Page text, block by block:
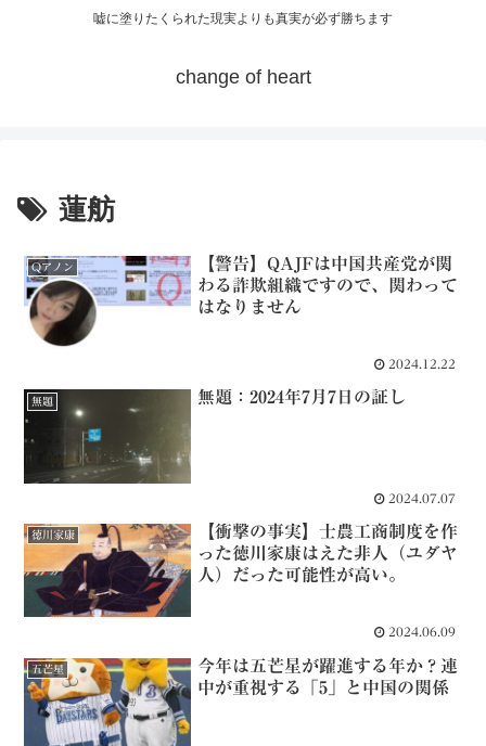
嘘に塗りたくられた現実よりも真実が必ず勝ちます
change of heart
蓮舫
Qアノン
【警告】QAJFは中国共産党が関
わる詐欺組織ですので、関わって
はなりません
2024.12.22
無題 無題：2024年7月7日の証し
2024.07.07
徳川家康
【衝撃の事実】士農工商制度を作
った徳川家康はえた非人（ユダヤ
人）だった可能性が高い。
2024.06.09
五芒星
今年は五芒星が躍進する年か？連
中が重視する「5」と中国の関係